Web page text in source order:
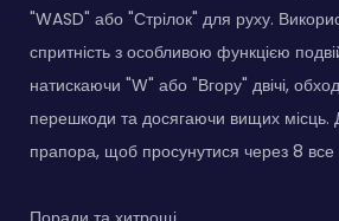
"WASD" або "Стрілок" для руху.
спритність з особливою функцією
натискаючи "W" або "Вгору" двічі,
перешкоди та досягаючи вищих місць.
прапора, щоб просунутися через 8 все